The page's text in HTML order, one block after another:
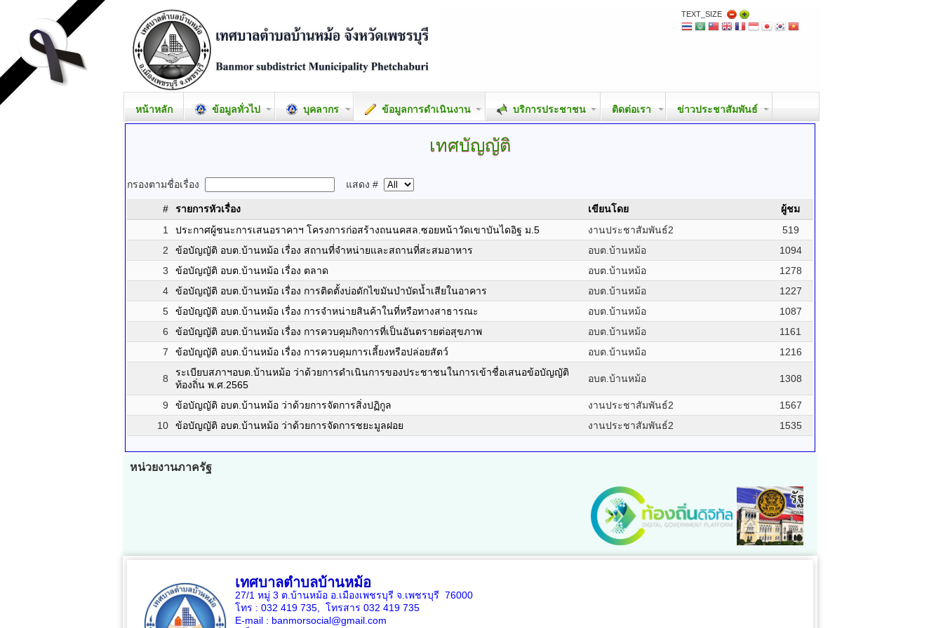
TEXT_SIZE
หน้าหลัก ข้อมูลทั่วไป บุคลากร ข้อมูลการดำเนินงาน บริการประชาชน ติดต่อเรา ข่าวประชาสัมพันธ์
เทศบัญญัติ
กรองตามชื่อเรื่อง แสดง #
# รายการหัวเรื่อง เขียนโดย
ผู้ชม
1
ประกาศผู้ชนะการเสนอราคาฯ โครงการก่อสร้างถนนคสล.ซอยหน้าวัดเขาบันไดอิฐ ม.5 งานประชาสัมพันธ์2
519
2
ข้อบัญญัติ อบต.บ้านหม้อ เรื่อง สถานที่จำหน่ายและสถานที่สะสมอาหาร อบต.บ้านหม้อ
1094
3
ข้อบัญญัติ อบต.บ้านหม้อ เรื่อง ตลาด อบต.บ้านหม้อ
1278
4
ข้อบัญญัติ อบต.บ้านหม้อ เรื่อง การติดตั้งบ่อดักไขมันบำบัดน้ำเสียในอาคาร อบต.บ้านหม้อ
1227
5
ข้อบัญญัติ อบต.บ้านหม้อ เรื่อง การจำหน่ายสินค้าในที่หรือทางสาธารณะ อบต.บ้านหม้อ
1087
6
ข้อบัญญัติ อบต.บ้านหม้อ เรื่อง การควบคุมกิจการที่เป็นอันตรายต่อสุขภาพ อบต.บ้านหม้อ
1161
7
ข้อบัญญัติ อบต.บ้านหม้อ เรื่อง การควบคุมการเลี้ยงหรือปล่อยสัตว์ อบต.บ้านหม้อ 1216
8
ระเบียบสภาฯอบต.บ้านหม้อ ว่าด้วยการดำเนินการของประชาชนในการเข้าชื่อเสนอข้อบัญญัติ
ท้องถิ่น พ.ศ.2565
อบต.บ้านหม้อ 1308
9 ข้อบัญญัติ อบต.บ้านหม้อ ว่าด้วยการจัดการสิ่งปฏิกูล งานประชาสัมพันธ์2
1567
10
ข้อบัญญัติ อบต.บ้านหม้อ ว่าด้วยการจัดการชยะมูลฝอย งานประชาสัมพันธ์2 1535
หน่วยงานภาครัฐ
เทศบาลตำบลบ้านหม้อ
27/1 หมู่ 3 ต.บ้านหม้อ อ.เมืองเพชรบุรี จ.เพชรบุรี 76000
โทร : 032 419 735, โทรสาร 032 419 735
E-mail : banmorsocial@gmail.com